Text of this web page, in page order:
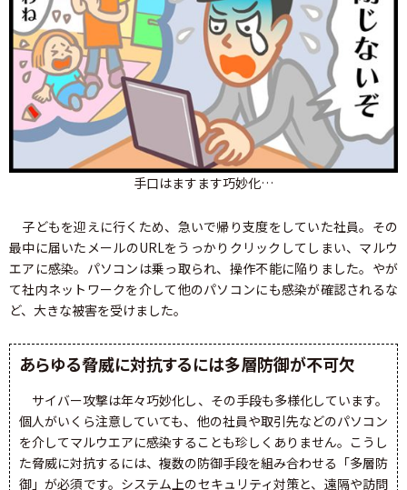
手口はますます巧妙化…
子どもを迎えに行くため、急いで帰り支度をしていた社員。その
最中に届いたメールのURLをうっかりクリックしてしまい、マルウ
エアに感染。パソコンは乗っ取られ、操作不能に陥りました。やが
て社内ネットワークを介して他のパソコンにも感染が確認されるな
ど、大きな被害を受けました。
あらゆる脅威に対抗するには多層防御が不可欠
サイバー攻撃は年々巧妙化し、その手段も多様化しています。
個人がいくら注意していても、他の社員や取引先などのパソコン
を介してマルウエアに感染することも珍しくありません。こうし
た脅威に対抗するには、複数の防御手段を組み合わせる「多層防
御」が必須です。システム上のセキュリティ対策と、遠隔や訪問